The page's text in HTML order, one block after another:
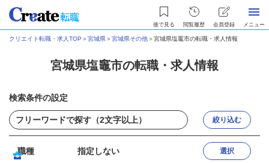
後で見る 閲覧履歴 会員登録 メニュー
クリエイト転職・求人TOP ＞宮城県＞宮城県その他＞宮城県塩竈市の転職・求人情報
宮城県塩竈市の転職・求人情報
検索条件の設定
絞り込む
職種 指定しない 選択